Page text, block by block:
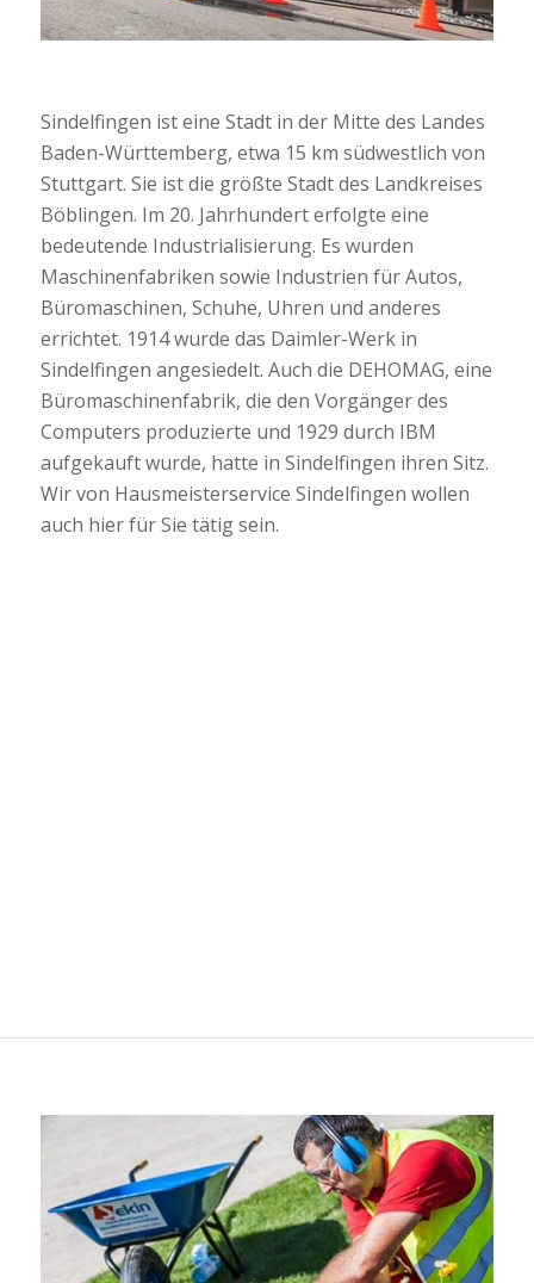
Sindelfingen ist eine Stadt in der Mitte des Landes
Baden-Württemberg, etwa 15 km südwestlich von
Stuttgart. Sie ist die größte Stadt des Landkreises
Böblingen. Im 20. Jahrhundert erfolgte eine
bedeutende Industrialisierung. Es wurden
Maschinenfabriken sowie Industrien für Autos,
Büromaschinen, Schuhe, Uhren und anderes
errichtet. 1914 wurde das Daimler-Werk in
Sindelfingen angesiedelt. Auch die DEHOMAG, eine
Büromaschinenfabrik, die den Vorgänger des
Computers produzierte und 1929 durch IBM
aufgekauft wurde, hatte in Sindelfingen ihren Sitz.
Wir von Hausmeisterservice Sindelfingen wollen
auch hier für Sie tätig sein.